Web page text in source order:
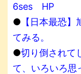
6ses HP
● 【日本最恐
てみる。
●切り倒されて
て、いろいろ思